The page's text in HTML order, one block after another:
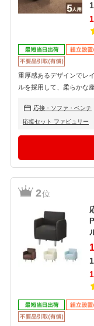
重厚感あるデザインでレ
ルを採用して、柔らかな
応接・ソファ・ベンチ
応接セット ファビュリー
2位